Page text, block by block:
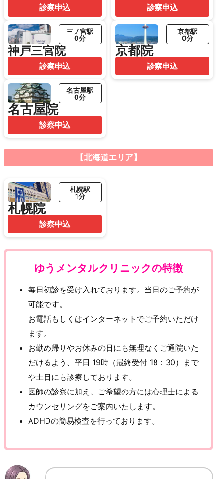
診察申込 診察申込
神戸三宮院
三ノ宮駅
0分
診察申込
京都院
京都駅
0分
診察申込
名古屋院
名古屋駅
0分
診察申込
【北海道エリア】
札幌院
札幌駅
1分
診察申込
ゆうメンタルクリニックの特徴
毎日初診を受け入れております。当日のご予約が
可能です。
お電話もしくはインターネットでご予約いただけ
ます。
お勤め帰りやお休みの日にも無理なくご通院いた
だけるよう、平日 19時（最終受付 18：30）まで
や土日にも診療しております。
医師の診察に加え、ご希望の方には心理士による
カウンセリングをご案内いたします。
ADHDの簡易検査を行っております。